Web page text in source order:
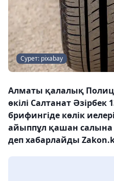
Сурет: pixabay
Алматы қалалық
өкілі Салтанат
брифингіде көлік
айыппұл қашан
деп хабарлайды